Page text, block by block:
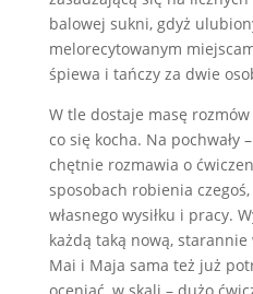
balowej sukni, gdyż
melorecytowanym
śpiewa i tańczy za dwie
W tle dostaje masę
co się kocha. Na pochwały
chętnie rozmawia o
sposobach robienia
własnego wysiłku i pracy.
każdą taką nową,
Mai i Maja sama też już